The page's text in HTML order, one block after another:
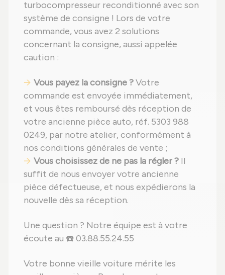
turbocompresseur reconditionné avec son
système de consigne ! Lors de votre
commande, vous avez 2 solutions
concernant la consigne, aussi appelée
caution :
Vous payez la consigne ?Votre
commande est envoyée immédiatement,
et vous êtes remboursé dès réception de
votre ancienne pièce auto, réf. 5303 988
0249, par notre atelier, conformément à
nos conditions générales de vente ;
Vous choisissez de ne pas la régler ? Il
suffit de nous envoyer votre ancienne
pièce défectueuse, et nous expédierons la
nouvelle dès sa réception.
Une question ? Notre équipe est à votre
écoute au ☎️ 03.88.55.24.55
Votre bonne vieille voiture mérite les